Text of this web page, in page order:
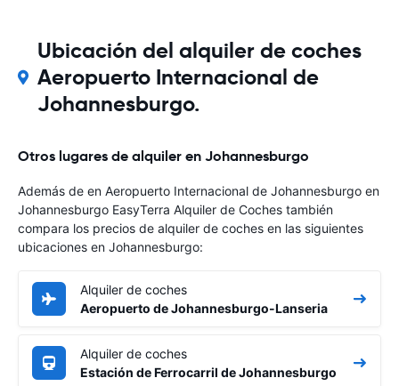
Ubicación del alquiler de coches
Aeropuerto Internacional de
Johannesburgo.
Otros lugares de alquiler en Johannesburgo
Además de en Aeropuerto Internacional de Johannesburgo en
Johannesburgo EasyTerra Alquiler de Coches también
compara los precios de alquiler de coches en las siguientes
ubicaciones en Johannesburgo:
Alquiler de coches
Aeropuerto de Johannesburgo-Lanseria
Alquiler de coches
Estación de Ferrocarril de Johannesburgo